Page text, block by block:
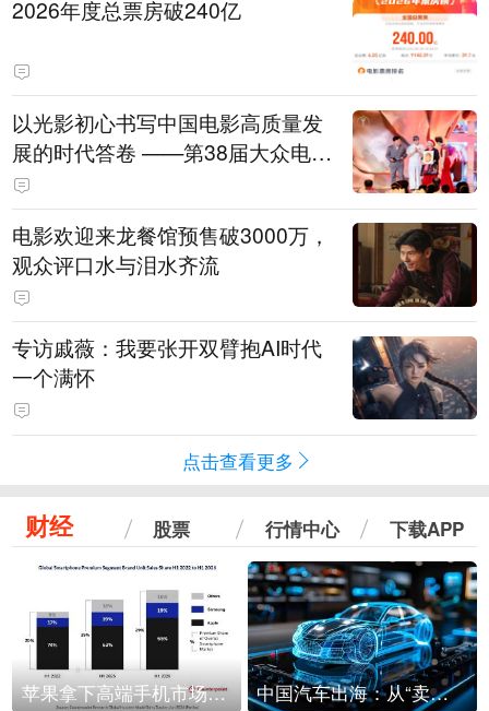
2026年度总票房破240亿
以光影初心书写中国电影高质量发
展的时代答卷 ——第38届大众电影
百花奖系列活动开幕晚会综述
电影欢迎来龙餐馆预售破3000万，
观众评口水与泪水齐流
专访戚薇：我要张开双臂抱AI时代
一个满怀
点击查看更多
财经 股票 行情中心 下载APP
苹果拿下高端手机市场65%的份额：iPhone 17系列功不可没 中国汽车出海：从“卖出去”到“走进去”